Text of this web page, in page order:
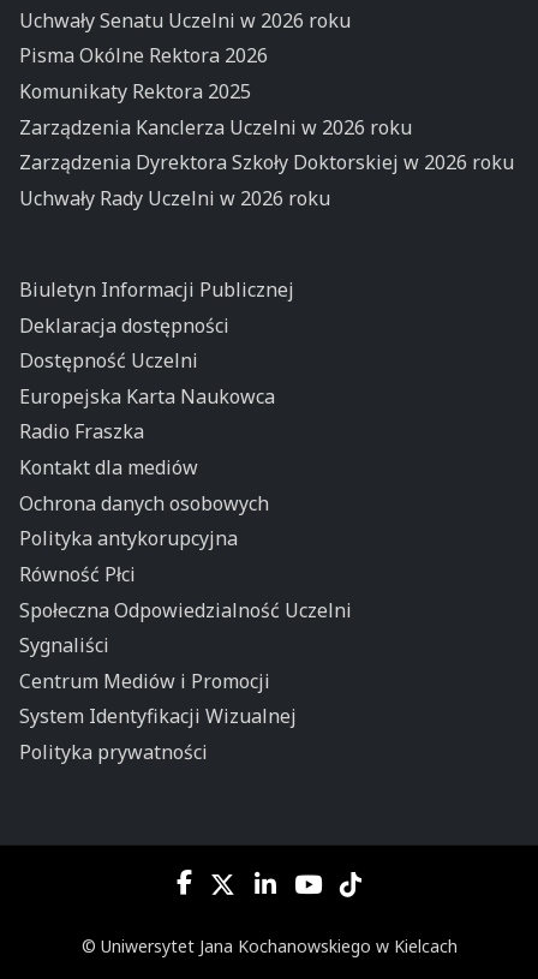
Uchwały Senatu Uczelni w 2026 roku
Pisma Okólne Rektora 2026
Komunikaty Rektora 2025
Zarządzenia Kanclerza Uczelni w 2026 roku
Zarządzenia Dyrektora Szkoły Doktorskiej w 2026 roku
Uchwały Rady Uczelni w 2026 roku
Biuletyn Informacji Publicznej
Deklaracja dostępności
Dostępność Uczelni
Europejska Karta Naukowca
Radio Fraszka
Kontakt dla mediów
Ochrona danych osobowych
Polityka antykorupcyjna
Równość Płci
Społeczna Odpowiedzialność Uczelni
Sygnaliści
Centrum Mediów i Promocji
System Identyfikacji Wizualnej
Polityka prywatności
© Uniwersytet Jana Kochanowskiego w Kielcach